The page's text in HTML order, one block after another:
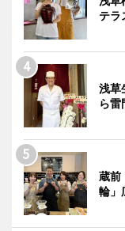
テラ
浅草
ら雷
蔵前
輪」